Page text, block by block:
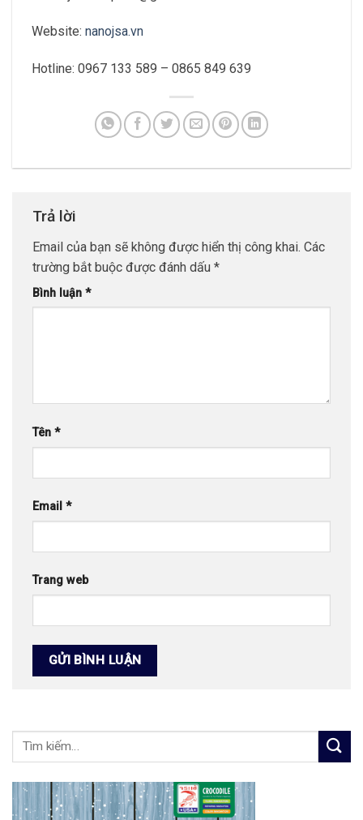
Website: nanojsa.vn
Hotline: 0967 133 589 – 0865 849 639
Trả lời
Email của bạn sẽ không được hiển thị công khai. Các
trường bắt buộc được đánh dấu *
Bình luận *
Tên *
Email *
Trang web